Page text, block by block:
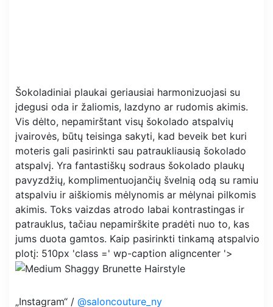
Šokoladiniai plaukai geriausiai harmonizuojasi su
įdegusi oda ir žaliomis, lazdyno ar rudomis akimis.
Vis dėlto, nepamirštant visų šokolado atspalvių
įvairovės, būtų teisinga sakyti, kad beveik bet kuri
moteris gali pasirinkti sau patraukliausią šokolado
atspalvį. Yra fantastiškų sodraus šokolado plaukų
pavyzdžių, komplimentuojančių švelnią odą su ramiu
atspalviu ir aiškiomis mėlynomis ar mėlynai pilkomis
akimis. Toks vaizdas atrodo labai kontrastingas ir
patrauklus, tačiau nepamirškite pradėti nuo to, kas
jums duota gamtos. Kaip pasirinkti tinkamą atspalvio
plotį: 510px 'class =' ​​wp-caption aligncenter '>
„Instagram“ / @saloncouture_ny